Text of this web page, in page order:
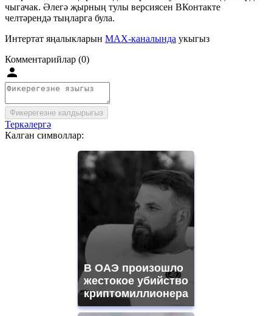
чыгачак. Әлегә җырның тулы версиясен ВКонтакте
челтәрендә тыңларга була.
Интертат яңалыкларын MAX-каналында укыгыз
Комментарийлар (0)
Фикерегезне калдырыгыз
Теркәлергә
Калган символлар:
В ОАЭ произошло
жестокое убийство
криптомиллионера